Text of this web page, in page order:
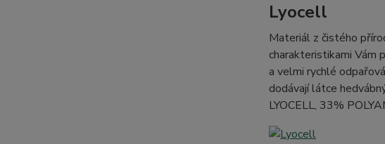
Lyocell
Materiál z čistého
charakteristikami Vám
a velmi rychlé
dodávají látce
LYOCELL, 33%